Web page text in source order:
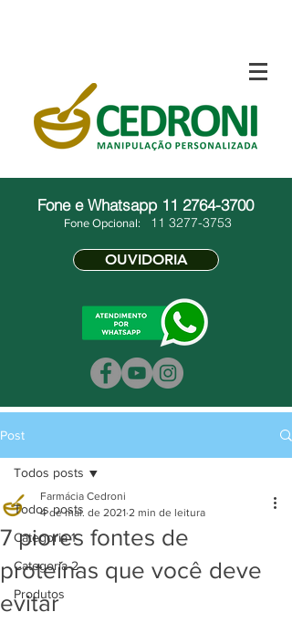
Fone e Whatsapp 11 2764-3700
Fone Opcional: 11 3277-3753
OUVIDORIA
Post
Todos posts
Categoria 1
Categoria 2
Produtos
Todos posts
7 piores fontes de
proteínas que você deve
evitar
Farmácia Cedroni
4 de mai. de 2021 2 min de leitura